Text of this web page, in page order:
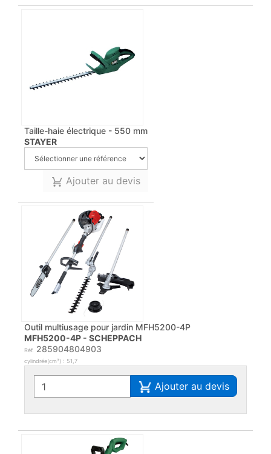
Taille-haie électrique - 550 mm
STAYER
Ajouter au devis
Outil multiusage pour jardin MFH5200-4P
MFH5200-4P - SCHEPPACH
Réf. 285904804903
cylindrée(cm³) : 51,7
Ajouter au devis